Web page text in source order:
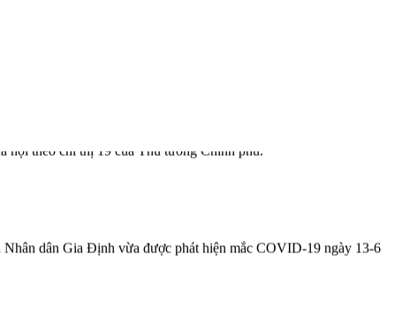
gốc COVID-19, Đài Loan, Hong Kong và Tân Cương. Đại sứ
theo chỉ thị 19 của Thủ tướng Chính phủ.
dân Gia Định vừa được phát hiện mắc COVID-19 ngày 13-6